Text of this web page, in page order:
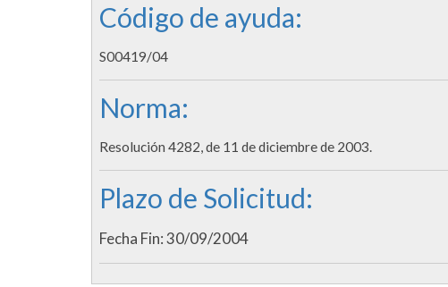
Código de ayuda:
S00419/04
Norma:
Resolución 4282, de 11 de diciembre de 2003.
Plazo de Solicitud:
Fecha Fin: 30/09/2004